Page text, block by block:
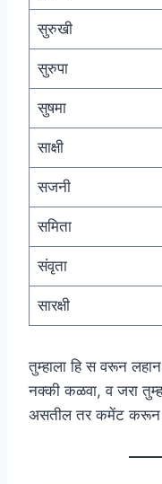
सुरुखी
सुरुपा
सुषमा
साक्षी
सजनी
समिता
संवृता
सारक्षी
तुम्हाला हि स वरून
नक्की कळवा, व जरा
असतील तर कमेंट करून